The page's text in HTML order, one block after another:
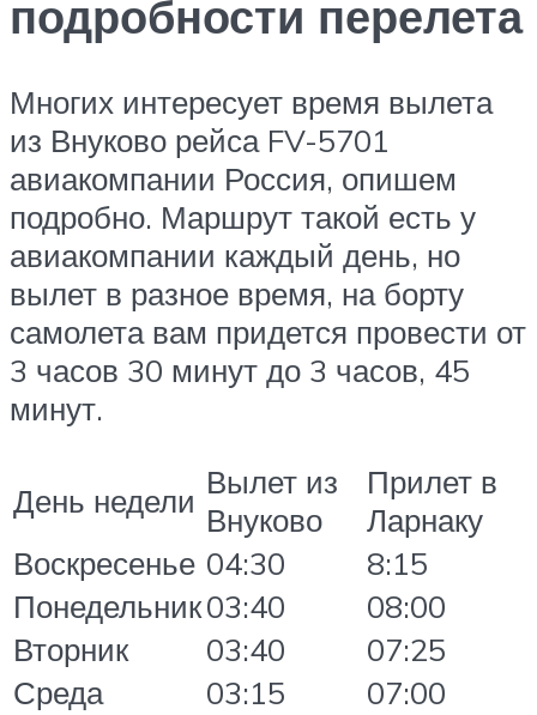
подробности перелета
Многих интересует время вылета
из Внуково рейса FV-5701
авиакомпании Россия, опишем
подробно. Маршрут такой есть у
авиакомпании каждый день, но
вылет в разное время, на борту
самолета вам придется провести от
3 часов 30 минут до 3 часов, 45
минут.
День недели Вылет из
Внуково
Прилет в
Ларнаку
Воскресенье 04:30
8:15
Понедельник03:40
08:00
Вторник
03:40
07:25
Среда
03:15
07:00